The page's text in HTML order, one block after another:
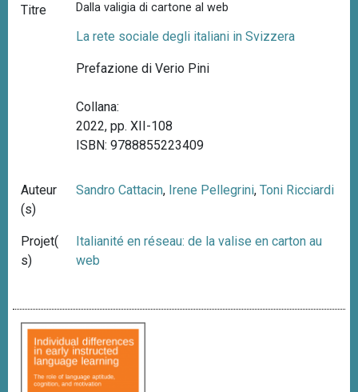
Titre Dalla valigia di cartone al web
La rete sociale degli italiani in Svizzera
Prefazione di Verio Pini
Collana:
2022, pp. XII-108
ISBN: 9788855223409
Auteur
(s)
Sandro Cattacin, Irene Pellegrini,Toni Ricciardi
Projet(
s)
Italianité en réseau: de la valise en carton au
web